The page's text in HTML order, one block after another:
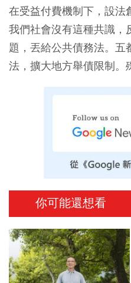
在受益付費機制下，設法
我們社會沒有這種共識，
題，丟給公共債務法。五
法，擴大地方舉債限制。
你可能還想看